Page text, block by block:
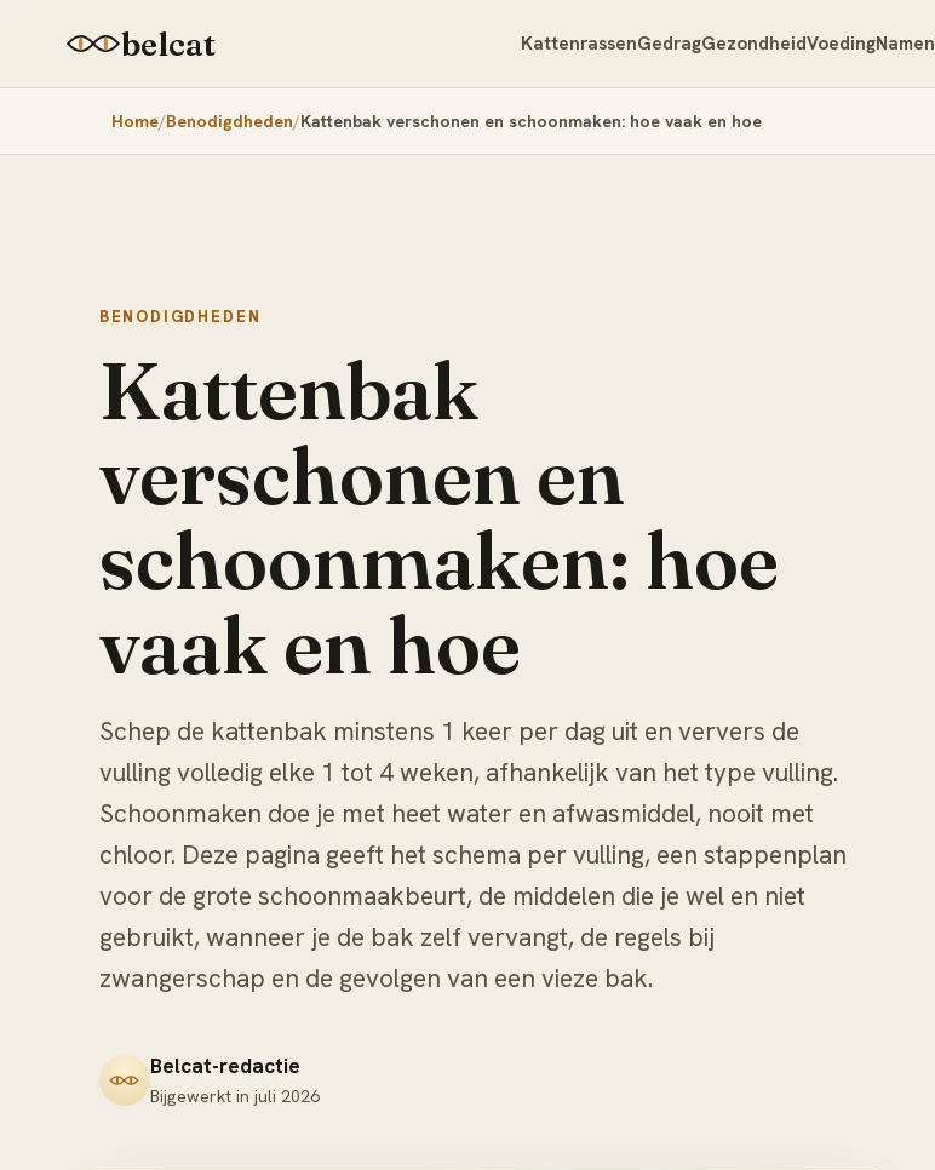
belcat KattenrassenGedragGezondheidVoedingNamen
Home Benodigdheden Kattenbak verschonen en schoonmaken: hoe vaak en hoe
BENODIGDHEDEN
Kattenbak
verschonen en
schoonmaken: hoe
vaak en hoe
Schep de kattenbak minstens 1 keer per dag uit en ververs de
vulling volledig elke 1 tot 4 weken, afhankelijk van het type vulling.
Schoonmaken doe je met heet water en afwasmiddel, nooit met
chloor. Deze pagina geeft het schema per vulling, een stappenplan
voor de grote schoonmaakbeurt, de middelen die je wel en niet
gebruikt, wanneer je de bak zelf vervangt, de regels bij
zwangerschap en de gevolgen van een vieze bak.
Belcat-redactie
Bijgewerkt in juli 2026